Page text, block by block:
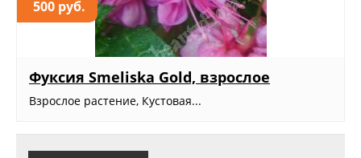
500 руб.
Фуксия Smeliska Gold, взрослое
Взрослое растение, Кустовая...